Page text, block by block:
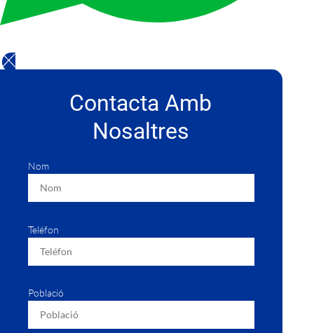
Contacta Amb
Nosaltres
Nom
Teléfon
Població